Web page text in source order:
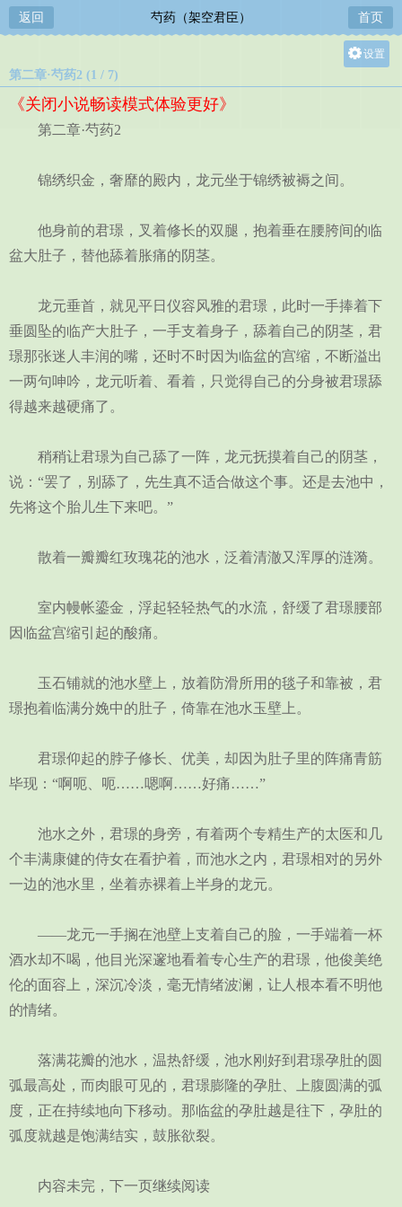
返回 芍药（架空君臣） 首页
设置
第二章·芍药2 (1 / 7)
《关闭小说畅读模式体验更好》
第二章·芍药2
锦绣织金，奢靡的殿内，龙元坐于锦绣被褥之间。
他身前的君璟，叉着修长的双腿，抱着垂在腰胯间的临
盆大肚子，替他舔着胀痛的阴茎。
龙元垂首，就见平日仪容风雅的君璟，此时一手捧着下
垂圆坠的临产大肚子，一手支着身子，舔着自己的阴茎，君
璟那张迷人丰润的嘴，还时不时因为临盆的宫缩，不断溢出
一两句呻吟，龙元听着、看着，只觉得自己的分身被君璟舔
得越来越硬痛了。
稍稍让君璟为自己舔了一阵，龙元抚摸着自己的阴茎，
说：“罢了，别舔了，先生真不适合做这个事。还是去池中，
先将这个胎儿生下来吧。”
散着一瓣瓣红玫瑰花的池水，泛着清澈又浑厚的涟漪。
室内幔帐鎏金，浮起轻轻热气的水流，舒缓了君璟腰部
因临盆宫缩引起的酸痛。
玉石铺就的池水壁上，放着防滑所用的毯子和靠被，君
璟抱着临满分娩中的肚子，倚靠在池水玉壁上。
君璟仰起的脖子修长、优美，却因为肚子里的阵痛青筋
毕现：“啊呃、呃……嗯啊……好痛……”
池水之外，君璟的身旁，有着两个专精生产的太医和几
个丰满康健的侍女在看护着，而池水之内，君璟相对的另外
一边的池水里，坐着赤裸着上半身的龙元。
——龙元一手搁在池壁上支着自己的脸，一手端着一杯
酒水却不喝，他目光深邃地看着专心生产的君璟，他俊美绝
伦的面容上，深沉冷淡，毫无情绪波澜，让人根本看不明他
的情绪。
落满花瓣的池水，温热舒缓，池水刚好到君璟孕肚的圆
弧最高处，而肉眼可见的，君璟膨隆的孕肚、上腹圆满的弧
度，正在持续地向下移动。那临盆的孕肚越是往下，孕肚的
弧度就越是饱满结实，鼓胀欲裂。
内容未完，下一页继续阅读